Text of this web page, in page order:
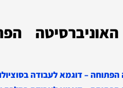
האוניברסיטה
הפתוחה – דוגמא לעבודה